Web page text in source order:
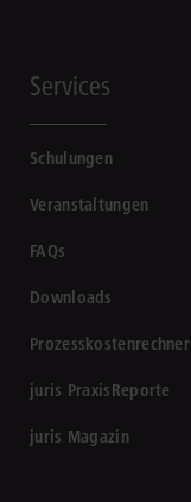
Services
Schulungen
Veranstaltungen
FAQs
Downloads
Prozesskostenrechner
juris PraxisReporte
juris Magazin